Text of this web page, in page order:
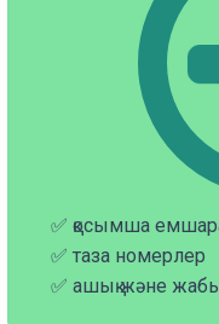
✅ қосымша
✅ таза номерлер
✅ ашық және